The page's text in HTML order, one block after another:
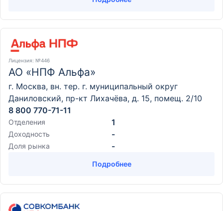
Лицензия: №446
АО «НПФ Альфа»
г. Москва, вн. тер. г. муниципальный округ
Даниловский, пр-кт Лихачёва, д. 15, помещ. 2/10
8 800 770-71-11
Отделения 1
Доходность -
Доля рынка -
Подробнее